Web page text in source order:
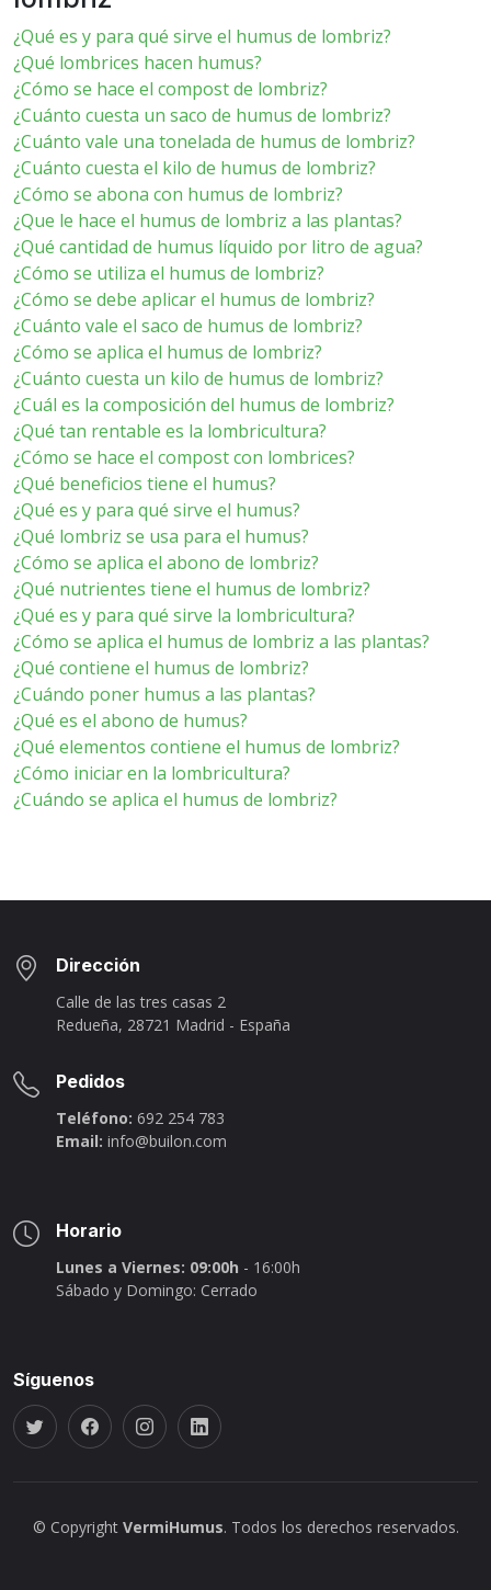
¿Qué es y para qué sirve el humus de lombriz?
¿Qué lombrices hacen humus?
¿Cómo se hace el compost de lombriz?
¿Cuánto cuesta un saco de humus de lombriz?
¿Cuánto vale una tonelada de humus de lombriz?
¿Cuánto cuesta el kilo de humus de lombriz?
¿Cómo se abona con humus de lombriz?
¿Que le hace el humus de lombriz a las plantas?
¿Qué cantidad de humus líquido por litro de agua?
¿Cómo se utiliza el humus de lombriz?
¿Cómo se debe aplicar el humus de lombriz?
¿Cuánto vale el saco de humus de lombriz?
¿Cómo se aplica el humus de lombriz?
¿Cuánto cuesta un kilo de humus de lombriz?
¿Cuál es la composición del humus de lombriz?
¿Qué tan rentable es la lombricultura?
¿Cómo se hace el compost con lombrices?
¿Qué beneficios tiene el humus?
¿Qué es y para qué sirve el humus?
¿Qué lombriz se usa para el humus?
¿Cómo se aplica el abono de lombriz?
¿Qué nutrientes tiene el humus de lombriz?
¿Qué es y para qué sirve la lombricultura?
¿Cómo se aplica el humus de lombriz a las plantas?
¿Qué contiene el humus de lombriz?
¿Cuándo poner humus a las plantas?
¿Qué es el abono de humus?
¿Qué elementos contiene el humus de lombriz?
¿Cómo iniciar en la lombricultura?
¿Cuándo se aplica el humus de lombriz?
Dirección
Calle de las tres casas 2
Redueña, 28721 Madrid - España
Pedidos
Teléfono: 692 254 783
Email: info@builon.com
Horario
Lunes a Viernes: 09:00h - 16:00h
Sábado y Domingo: Cerrado
Síguenos
© Copyright VermiHumus. Todos los derechos reservados.